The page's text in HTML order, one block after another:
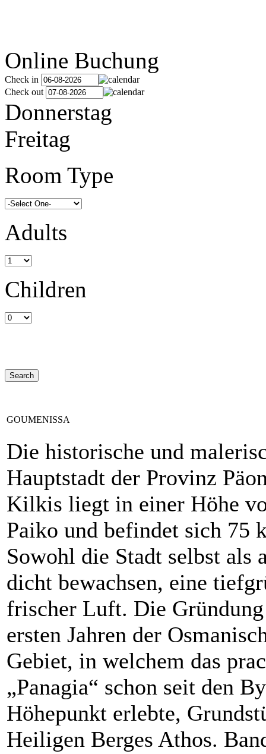
Online Buchung
Check in
Check out
Donnerstag
Freitag
Room Type
Adults
Children
GOUMENISSA
Die historische und
Hauptstadt der Provinz
Kilkis liegt in einer Höhe
Paiko und befindet sich 75
Sowohl die Stadt selbst als
dicht bewachsen, eine
frischer Luft. Die
ersten Jahren der
Gebiet, in welchem das
„Panagia“ schon seit den
Höhepunkt erlebte,
Heiligen Berges Athos.